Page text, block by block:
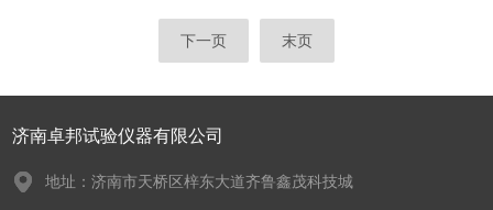
下一页 末页
济南卓邦试验仪器有限公司
地址：济南市天桥区梓东大道齐鲁鑫茂科技城